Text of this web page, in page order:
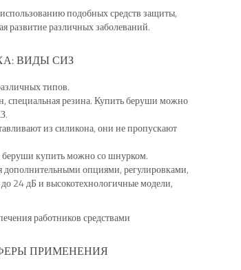
подобных средств защиты,
развитие различных заболеваний.
ВИДЫ СИЗ
типов.
специальная резина. Купить беруши можно
из силикона, они не пропускают
беруши купить можно со шнурком.
опциями, регулировками,
24 дБ и высокотехнологичные модели,
работников средствами
ПРИМЕНЕНИЯ